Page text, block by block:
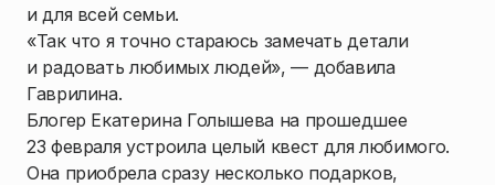
и для всей семьи.
«Так что я точно стараюсь замечать детали
и радовать любимых людей», — добавила
Гаврилина.
Блогер Екатерина Голышева на прошедшее
23 февраля устроила целый квест для любимого.
Она приобрела сразу несколько подарков,